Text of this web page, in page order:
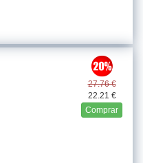
27.76 €
22.21 €
Comprar